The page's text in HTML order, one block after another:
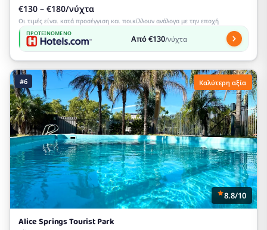
€130 – €180/νύχτα
Οι τιμές είναι κατά προσέγγιση και ποικίλλουν ανάλογα με την εποχή
ΠΡΟΤΕΙΝΌΜΕΝΟ Από €130/νύχτα
#6 Καλύτερη αξία
8.8/10
Alice Springs Tourist Park